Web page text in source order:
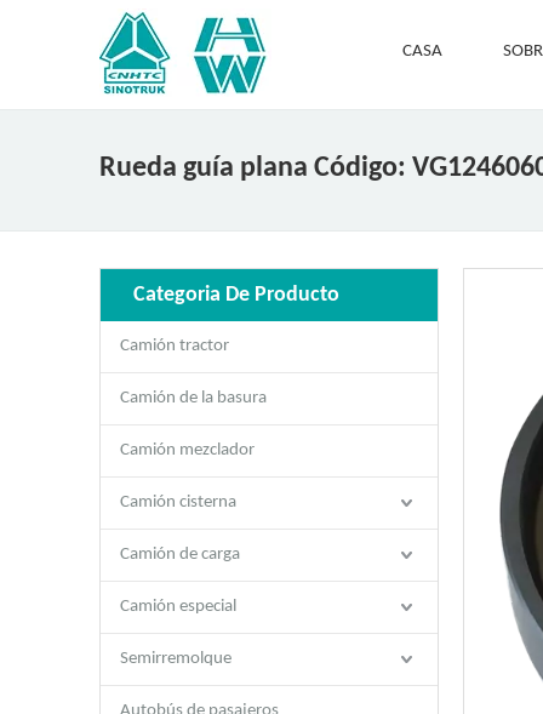
CASA
Rueda guía plana Código:
Categoria De Producto
Camión tractor
Camión de la basura
Camión mezclador
Camión cisterna
Camión de carga
Camión especial
Semirremolque